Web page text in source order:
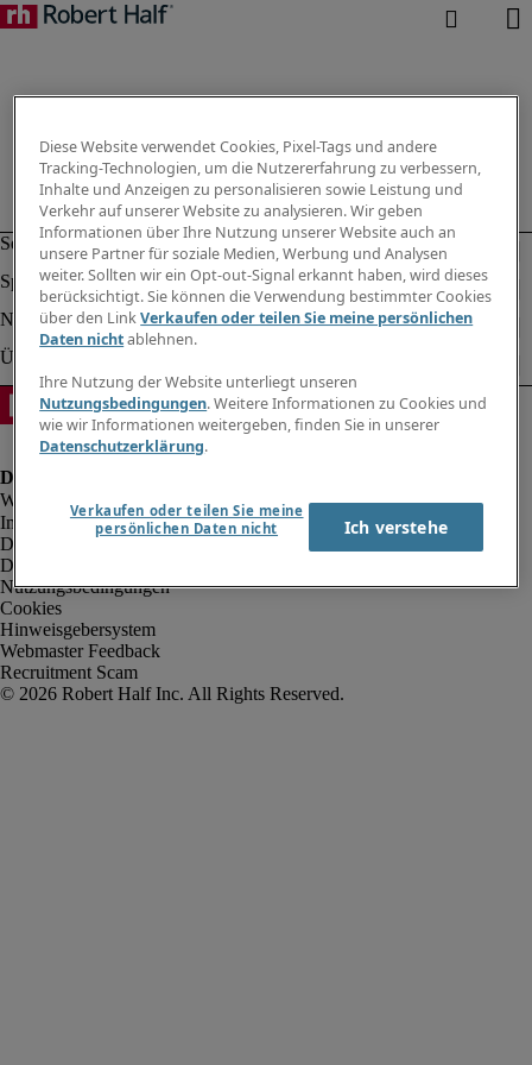
Impressum
Datenschutz
Datenschutz Arbeitnehmer/Zeitarbeitskräfte
Nutzungsbedingungen
Cookies
Hinweisgebersystem
Webmaster Feedback
Recruitment Scam
Diese Website verwendet Cookies, Pixel-Tags und andere
Tracking-Technologien, um die Nutzererfahrung zu verbessern,
Inhalte und Anzeigen zu personalisieren sowie Leistung und
Verkehr auf unserer Website zu analysieren. Wir geben
Informationen über Ihre Nutzung unserer Website auch an
unsere Partner für soziale Medien, Werbung und Analysen
weiter. Sollten wir ein Opt-out-Signal erkannt haben, wird dieses
berücksichtigt. Sie können die Verwendung bestimmter Cookies
über den LinkVerkaufen oder teilen Sie meine persönlichen
Daten nichtablehnen.
Ihre Nutzung der Website unterliegt unseren
Nutzungsbedingungen. Weitere Informationen zu Cookies und
wie wir Informationen weitergeben, finden Sie in unserer
Datenschutzerklärung.
Verkaufen oder teilen Sie meine
persönlichen Daten nicht
Ich verstehe